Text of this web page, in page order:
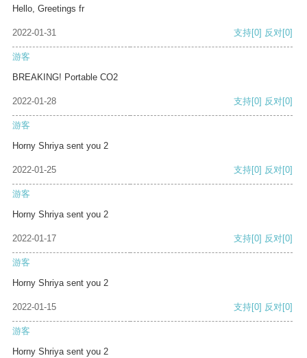
Hello, Greetings fr
2022-01-31 支持[0] 反对[0]
游客
BREAKING! Portable CO2
2022-01-28 支持[0] 反对[0]
游客
Horny Shriya sent you 2
2022-01-25 支持[0] 反对[0]
游客
Horny Shriya sent you 2
2022-01-17 支持[0] 反对[0]
游客
Horny Shriya sent you 2
2022-01-15 支持[0] 反对[0]
游客
Horny Shriya sent you 2